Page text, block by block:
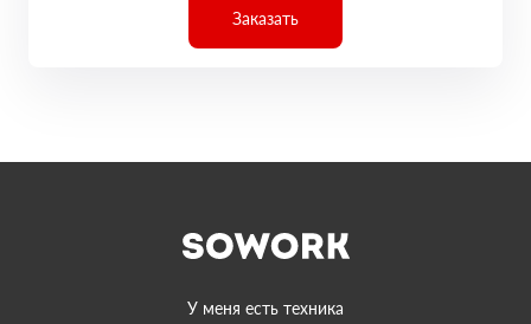
Заказать
У меня есть техника